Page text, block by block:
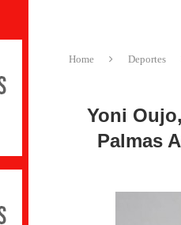
Home Deportes
Yoni
Palmas